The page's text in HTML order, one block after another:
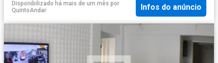
Disponibilizado há mais de um mês por
QuintoAndar
Infos do anúncio